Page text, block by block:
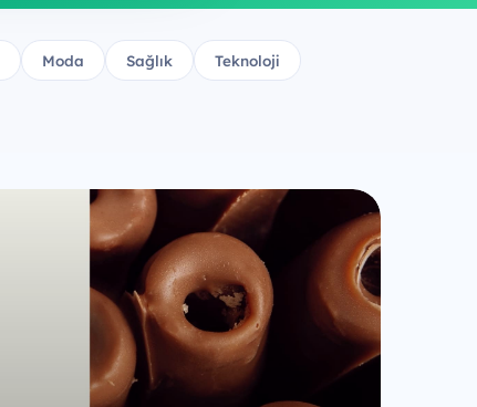
Moda Sağlık Teknoloji